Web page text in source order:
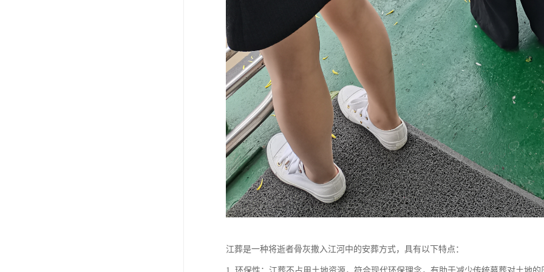
江葬是一种将逝者骨灰撒入江河中的安葬方式，具有以下特点：